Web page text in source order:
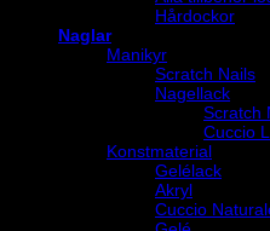
Hårdockor
Naglar
Manikyr
Scratch Nails
Nagellack
Scratch
Cuccio
Konstmaterial
Gelélack
Akryl
Cuccio